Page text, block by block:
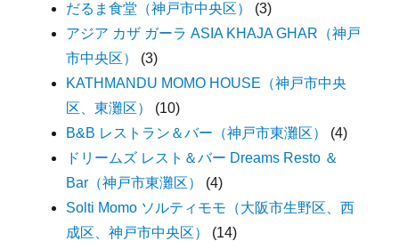
だるま食堂（神戸市中央区）
(3)
アジア カザ ガーラ ASIA KHAJA GHAR（神戸
市中央区）
(3)
KATHMANDU MOMO HOUSE（神戸市中央
区、東灘区）
(10)
B&B レストラン＆バー（神戸市東灘区）
(4)
ドリームズ レスト＆バー Dreams Resto ＆
Bar（神戸市東灘区）
(4)
Solti Momo ソルティモモ（大阪市生野区、西
成区、神戸市中央区）
(14)